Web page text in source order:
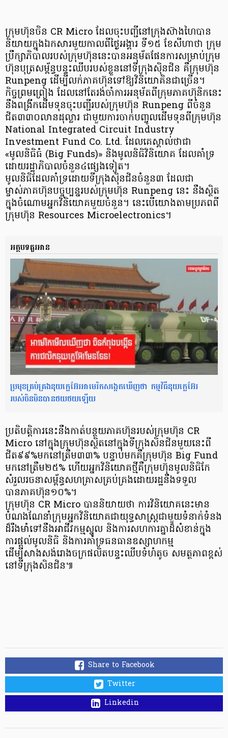
ក្រុមហ៊ុនចិន CR Micro ដែលចុះបញ្ជីនៅក្រុងស៊ាងហៃបាន
និយាយក្នុងឯកសារមួយកាលពីថ្ងៃអង្គារ ទី១៥ ខែសីហាថា ក្រុម
ប្រឹក្សាភិបាលរបស់ក្រុមហ៊ុននេះបានអនុម័តផែនការសម្រាប់ក្រុម
ហ៊ុនបុត្រសម្ព័ន្ធបន្ទះឈីបរបស់ខ្លួននៅទីក្រុងស៊ិនជិន គឺក្រុមហ៊ុន
Runpeng ដើម្បីលក់ភាគហ៊ុនទៅឱ្យវិនិយោគិនជាច្រើន។
កិច្ចព្រមព្រៀង ដែលនៅតែរង់ចាំការអនុម័តពីក្រុមភាគហ៊ុនិកនេះ
នឹងពង្រីកដើមទុនចុះបញ្ជីរបស់ក្រុមហ៊ុន Runpeng ពីចំនួន
ជិត៣៣០លានដុល្លារ ជាមួយការចាក់បញ្ចូលដើមទុនពីក្រុមហ៊ុន
National Integrated Circuit Industry
Investment Fund Co. Ltd. ដែលគេស្គាល់ថាជា
«មូលនិធិធំ (Big Funds)» និងមូលនិធិវិនិយោគ ដែលគាំទ្រ
ដោយរដ្ឋាភិបាលចំនួន៤ផ្សេងទៀត។
មូលនិធិដែលគាំទ្រដោយទីក្រុងស៊ិនជិនចំនួន៣ ដែលជា
ម្ចាស់ភាគហ៊ុនបច្ចុប្បន្នរបស់ក្រុមហ៊ុន Runpeng នេះ នឹងស្ថិត
ក្នុងចំណោមអ្នកវិនិយោគមួយចំនួន។ នេះបើយោងតាមប្រភពពី
ក្រុមហ៊ុន Resources Microelectronics។
អត្ថបទគួរអាន
ប្រមុខគ្រប់គ្រងនុយក្លេអ៊ែរអាមេរិកសង្កេតឃើញថា កម្មវិធីនុយក្លេអ៊ែរ
របស់ចិនមិនបានថយថយឡើយ
ប្រតិបត្តិការនេះនឹងកាត់បន្ថយភាគហ៊ុនរបស់ក្រុមហ៊ុន CR
Micro នៅក្នុងក្រុមហ៊ុនស្ថិតនៅក្នុងទីក្រុងសិនជិនមួយនេះពី
ជិត៩៩%មកនៅត្រឹម៣៣% បន្ទាប់មកគឺក្រុមហ៊ុន Big Fund
មកនៅត្រឹម២៥% ហើយអ្នកវិនិយោគថ្មីគឺក្រុមហ៊ុនមូលនិធិកែ
សំរួលរចនាសម្ព័ន្ធសហគ្រាសគ្រប់គ្រងដោយរដ្ឋនឹងទទួល
បានភាគហ៊ុន១០%។
ក្រុមហ៊ុន CR Micro បាននិយាយថា ការវិនិយោគនេះមាន
បំណងណែនាំក្រុមអ្នកវិនិយោគជាយុទ្ធសាស្រ្តជាមួយទំនាក់ទំនង
ដ៏រឹងមាំទៅនឹងអាជីវកម្មស្នូល និងការសហការគ្នាដ៏សំខាន់ក្នុង
ការផ្តល់មូលនិធិ និងការគាំទ្រធនធានឧស្សាហកម្ម
ដើម្បីសាងសង់រោងចក្រផលិតបន្ទះឈីបទំហំតូច សមត្ថភាពខ្ពស់
នៅទីក្រុងសិនជិន៕
Share to Facebook
Twitter
Linkedin